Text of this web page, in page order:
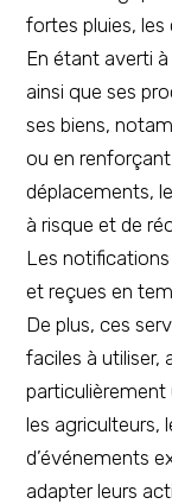
fortes pluies, les
En étant averti
ainsi que ses
ses biens,
ou en
déplacements,
à risque et de
Les
et reçues en
De plus, ces
faciles à utiliser,
particulièrement
les agriculteurs,
d’événements
adapter leurs